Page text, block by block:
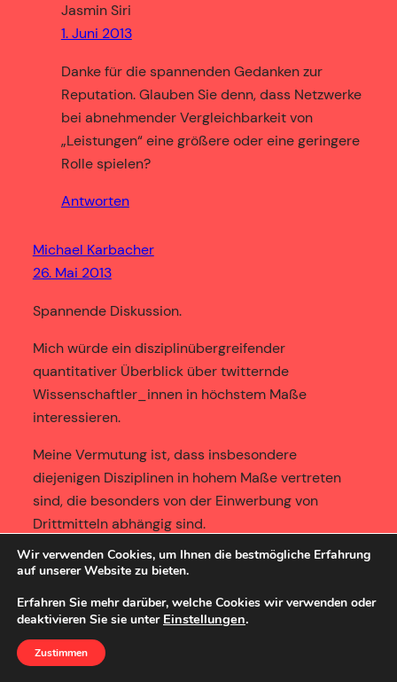
Jasmin Siri
1. Juni 2013
Danke für die spannenden Gedanken zur
Reputation. Glauben Sie denn, dass Netzwerke
bei abnehmender Vergleichbarkeit von
„Leistungen“ eine größere oder eine geringere
Rolle spielen?
Antworten
Michael Karbacher
26. Mai 2013
Spannende Diskussion.
Mich würde ein disziplinübergreifender
quantitativer Überblick über twitternde
Wissenschaftler_innen in höchstem Maße
interessieren.
Meine Vermutung ist, dass insbesondere
diejenigen Disziplinen in hohem Maße vertreten
sind, die besonders von der Einwerbung von
Drittmitteln abhängig sind.
In diesem Bereich macht die verstärkte
Wissenschaftskommunikation ja auch Sinn. Die
Soziologie scheint mir von diesem Wahn bislang
noch verhältnismäßig verschont, hoffentlich trägt
ein Appell zu mehr Öffentlichkeitskommunikation
nicht dazu bei, dass sich daran etwas ändert.
Wir verwenden Cookies, um Ihnen die bestmögliche Erfahrung
auf unserer Website zu bieten.
Erfahren Sie mehr darüber, welche Cookies wir verwenden oder
deaktivieren Sie sie unter Einstellungen.
Zustimmen